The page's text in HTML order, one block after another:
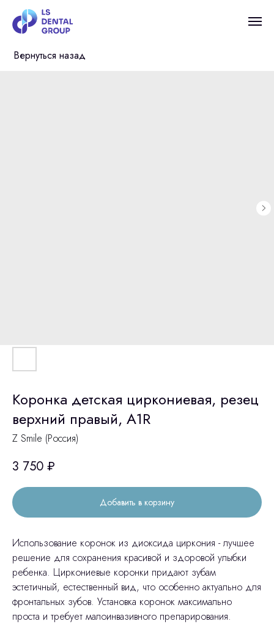
Вернуться назад
Коронка детская циркониевая, резец
верхний правый, A1R
Z Smile (Россия)
3 750 ₽
Добавить в корзину
Использование коронок из диоксида циркония - лучшее
решение для сохранения красивой и здоровой улыбки
ребенка. Циркониевые коронки придают зубам
эстетичный, естественный вид, что особенно актуально для
фронтальных зубов. Установка коронок максимально
проста и требует малоинвазивного препарирования.